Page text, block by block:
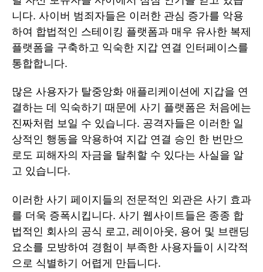
니다. 사이버 범죄자들은 이러한 관심 증가를 악용
하여 합법적인 스테이킹 플랫폼과 매우 유사한 복제
플랫폼을 구축하고 익숙한 지갑 연결 인터페이스를
통합합니다.
많은 사용자가 탈중앙화 애플리케이션에 지갑을 연
결하는 데 익숙하기 때문에 사기 플랫폼은 처음에는
진짜처럼 보일 수 있습니다. 공격자들은 이러한 일
상적인 행동을 악용하여 지갑 연결 승인 한 번만으
로도 피해자의 자금을 탈취할 수 있다는 사실을 알
고 있습니다.
이러한 사기 페이지들의 전문적인 외관은 사기 효과
를 더욱 증폭시킵니다. 사기 웹사이트들은 종종 합
법적인 회사의 공식 로고, 레이아웃, 용어 및 브랜딩
요소를 모방하여 경험이 부족한 사용자들이 시각적
으로 식별하기 어렵게 만듭니다.